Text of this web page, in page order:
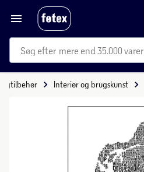
mere end 35.000 varer
Interiør og brugskunst